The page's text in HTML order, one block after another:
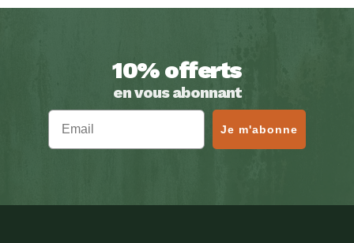
10% offerts
en vous abonnant
Email
Je m'abonne